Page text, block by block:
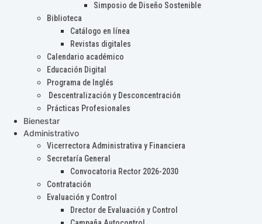
Simposio de Diseño Sostenible
Biblioteca
Catálogo en línea
Revistas digitales
Calendario académico
Educación Digital
Programa de Inglés
Descentralización y Desconcentración
Prácticas Profesionales
Bienestar
Administrativo
Vicerrectora Administrativa y Financiera
Secretaría General
Convocatoria Rector 2026-2030
Contratación
Evaluación y Control
Drector de Evaluación y Control